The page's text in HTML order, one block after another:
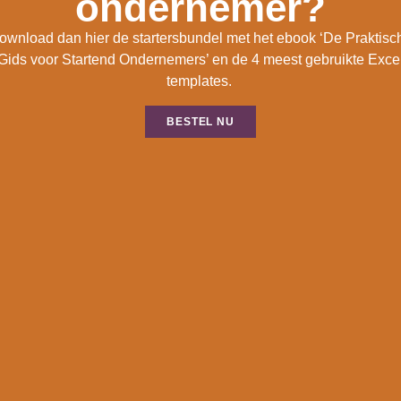
dan hier de startersbundel met het ebook ‘De
voor Startend Ondernemers’ en de 4 meest gebruikte
templates.
BESTEL NU